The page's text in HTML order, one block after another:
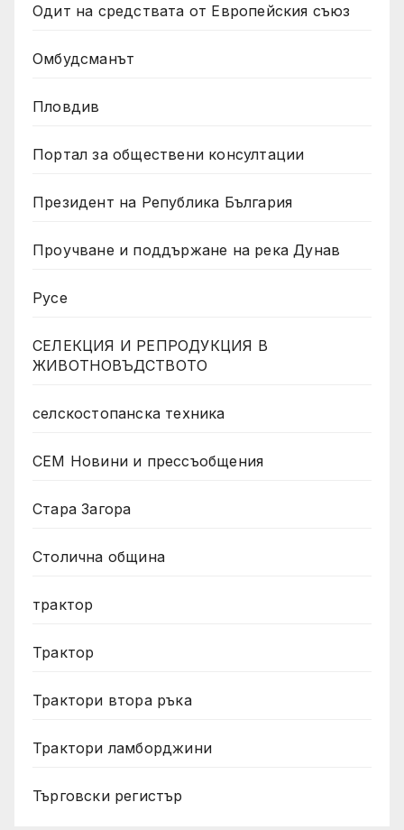
Одит на средствата от Европейския съюз
Омбудсманът
Пловдив
Портал за обществени консултации
Президент на Република България
Проучване и поддържане на река Дунав
Русе
СЕЛЕКЦИЯ И РЕПРОДУКЦИЯ В
ЖИВОТНОВЪДСТВОТО
селскостопанска техника
СЕМ Новини и прессъобщения
Стара Загора
Столична община
трактор
Трактор
Трактори втора ръка
Трактори ламборджини
Търговски регистър